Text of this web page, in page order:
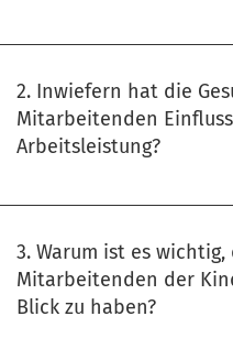
2. Inwiefern hat die
Mitarbeitenden
Arbeitsleistung?
3. Warum ist es
Mitarbeitenden der
Blick zu haben?